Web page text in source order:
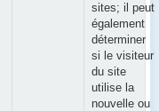
sites; il peut
également
déterminer
si le visiteur
du site
utilise la
nouvelle ou